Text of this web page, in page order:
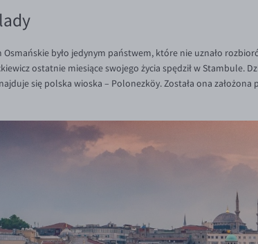
było jedynym państwem, które nie uznało
ostatnie miesiące swojego życia spędził w Stambule.
się polska wioska – Polonezköy. Została ona